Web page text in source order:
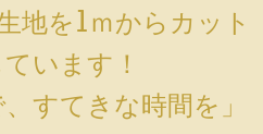
地を1ｍからカット
います！
すてきな時間を」